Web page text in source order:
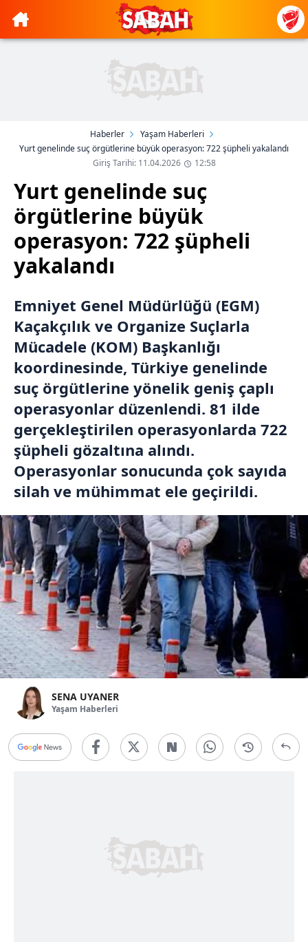
Haberler
Yaşam Haberleri
Yurt genelinde suç örgütlerine büyük operasyon: 722 şüpheli yakalandı
Giriş Tarihi: 11.04.2026
12:58
Yurt genelinde suç
örgütlerine büyük
operasyon: 722 şüpheli
yakalandı
Emniyet Genel Müdürlüğü (EGM)
Kaçakçılık ve Organize Suçlarla
Mücadele (KOM) Başkanlığı
koordinesinde, Türkiye genelinde
suç örgütlerine yönelik geniş çaplı
operasyonlar düzenlendi. 81 ilde
gerçekleştirilen operasyonlarda 722
şüpheli gözaltına alındı.
Operasyonlar sonucunda çok sayıda
silah ve mühimmat ele geçirildi.
SENA UYANER
Yaşam Haberleri